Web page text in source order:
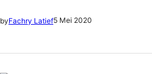
Indika Foundation telah
byFachry Latief5 Mei 2020